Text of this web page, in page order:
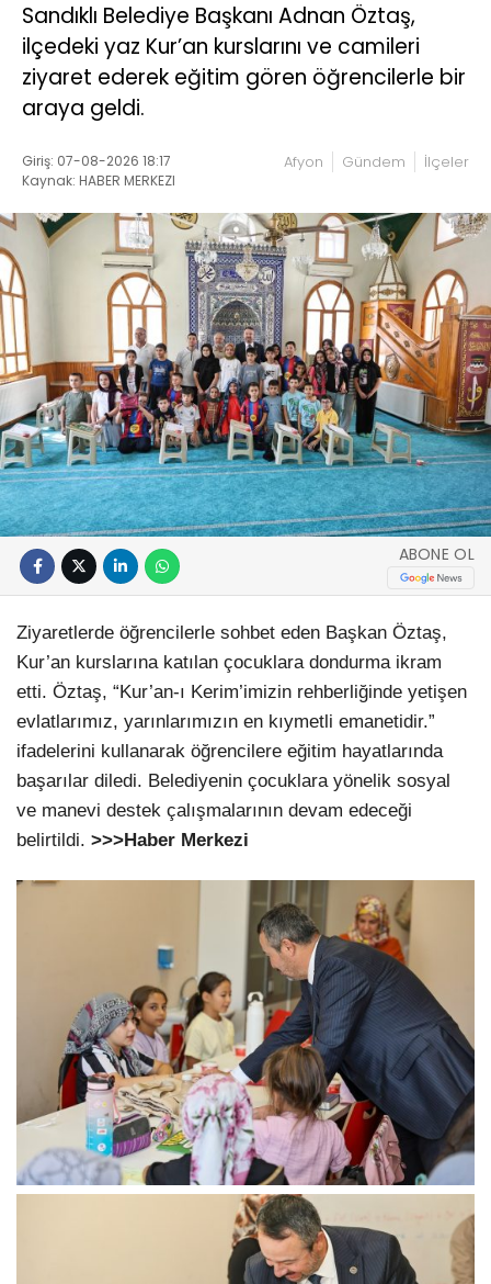
Sandıklı Belediye Başkanı Adnan Öztaş,
ilçedeki yaz Kur’an kurslarını ve camileri
ziyaret ederek eğitim gören öğrencilerle bir
araya geldi.
Giriş: 07-08-2026 18:17
Kaynak: HABER MERKEZI
Afyon Gündem İlçeler
ABONE OL
Ziyaretlerde öğrencilerle sohbet eden Başkan Öztaş,
Kur’an kurslarına katılan çocuklara dondurma ikram
etti. Öztaş, “Kur’an-ı Kerim’imizin rehberliğinde yetişen
evlatlarımız, yarınlarımızın en kıymetli emanetidir.”
ifadelerini kullanarak öğrencilere eğitim hayatlarında
başarılar diledi. Belediyenin çocuklara yönelik sosyal
ve manevi destek çalışmalarının devam edeceği
belirtildi. >>>Haber Merkezi